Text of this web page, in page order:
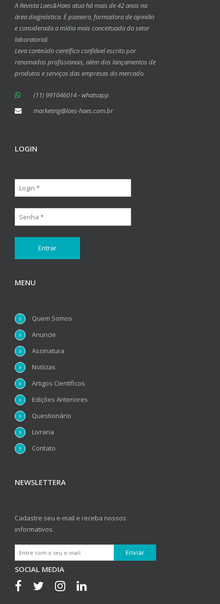
A Revista Laes&Haes atua há mais de 42 anos na
área diagnóstica. É pioneira, formadora de opinião
e considerada a mídia mais conceituada do setor
laboratorial.
Leva conteúdo científico confiável escrito por
renomados profissionais, além dos lançamentos de
produtos e serviços das empresas do mercado.
(11) 991046014 - whatsapp
marketing@laes-haes.com.br
LOGIN
MENU
Quem Somos
Anuncie
Assinatura
Notícias
Artigos Científicos
Edições Anteriores
Questionário
Livraria
Contato
NEWSLETTERA
Cadastre seu e-mail e receba nossos
informativos.
SOCIAL MEDIA